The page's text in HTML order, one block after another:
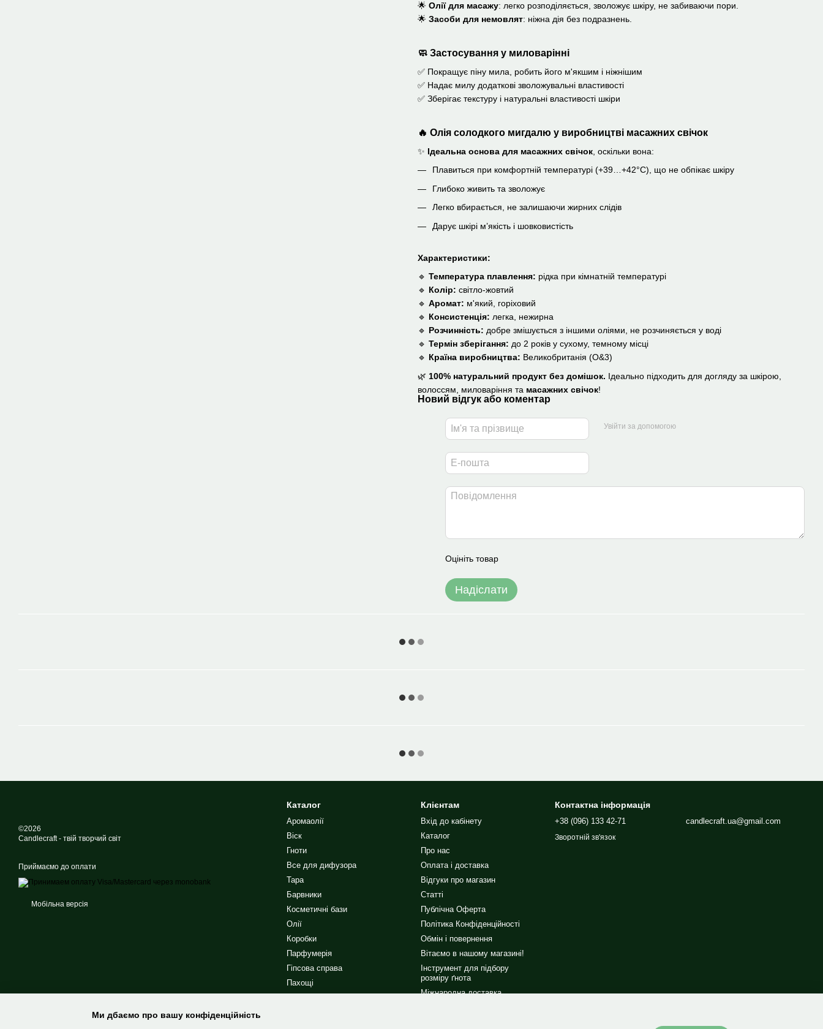
🌟 Олії для масажу: легко розподіляється, зволожує шкіру, не забиваючи пори.
🌟 Засоби для немовлят: ніжна дія без подразнень.
🧼 Застосування у миловарінні
✅ Покращує піну мила, робить його м'якшим і ніжнішим
✅ Надає милу додаткові зволожувальні властивості
✅ Зберігає текстуру і натуральні властивості шкіри
🔥 Олія солодкого мигдалю у виробництві масажних свічок
✨ Ідеальна основа для масажних свічок , оскільки вона:
Плавиться при комфортній температурі (+39…+42°C), що не обпікає шкіру
Глибоко живить та зволожує
Легко вбирається, не залишаючи жирних слідів
Дарує шкірі м’якість і шовковистість
Характеристики:
🔹 Температура плавлення: рідка при кімнатній температурі
🔹 Колір: світло-жовтий
🔹 Аромат: м'який, горіховий
🔹 Консистенція: легка, нежирна
🔹 Розчинність: добре змішується з іншими оліями, не розчиняється у воді
🔹 Термін зберігання: до 2 років у сухому, темному місці
🔹 Країна виробництва: Великобританія (O&3)
🌿 100% натуральний продукт без домішок. Ідеально підходить для догляду за шкірою,
волоссям, миловаріння та масажних свічок!
Новий відгук або коментар
Увійти за допомогою
Оцініть товар
Надіслати
©2026
Candlecraft - твій творчий світ
Приймаємо до оплати
Мобільна версія
Каталог
Аромаолії
Віск
Гноти
Все для дифузора
Тара
Барвники
Косметичні бази
Олії
Коробки
Парфумерія
Гіпсова справа
Пахощі
Клієнтам
Вхід до кабінету
Каталог
Про нас
Оплата і доставка
Відгуки про магазин
Статті
Публічна Оферта
Політика Конфіденційності
Обмін і повернення
Вітаємо в нашому магазині!
Інструмент для підбору
розміру ґнота
Міжнародна доставка
Контактна інформація
+38 (096) 133 42-71
Зворотній зв'язок
candlecraft.ua@gmail.com
Ми дбаємо про вашу конфіденційність